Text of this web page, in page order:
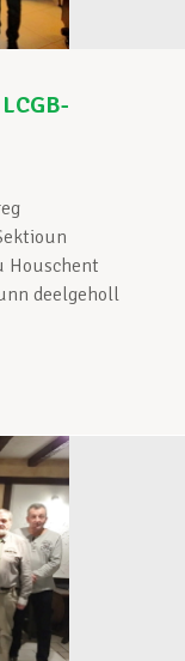
Houschent
deelgeholl